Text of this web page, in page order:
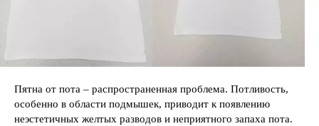
Пятна от пота – распространенная проблема. Потливость,
особенно в области подмышек, приводит к появлению
неэстетичных желтых разводов и неприятного запаха пота.